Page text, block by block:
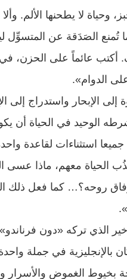
وحياة لا يطحنها الألم.
تُمنع الصَدَقة عن المتسوِّل
أكتب عائماً على الحزن، في
الدوام».
إلى الإبحار واستدراج
شرطه الوحيد في الحياة
جميعا استثناءات لقاعدة
الحياة معهم، ماذا
رفاق روحه؟… كما فعل ذلك
الذي تركه «دون
بالإنجليزية في جملة
بخيوط الغموض والأسرار